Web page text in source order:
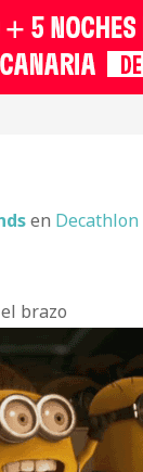
en Decathlon
brazo